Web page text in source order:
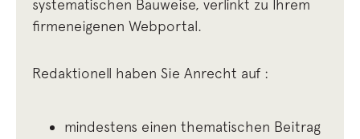
systematischen Bauweise, verlinkt zu Ihrem
firmeneigenen Webportal.
Redaktionell haben Sie Anrecht auf :
mindestens einen thematischen Beitrag